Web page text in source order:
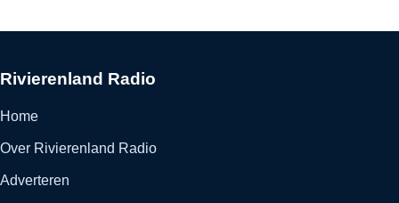
Rivierenland Radio
Home
Over Rivierenland Radio
Adverteren